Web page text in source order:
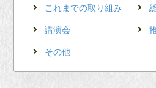
これまでの取り組み
講演会
その他